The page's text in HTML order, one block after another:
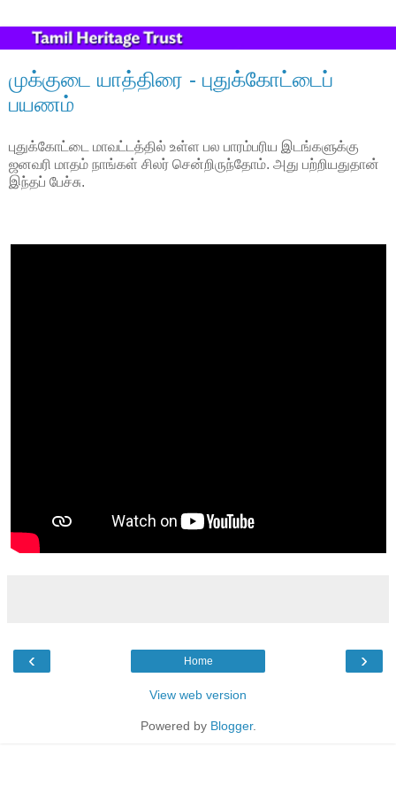
முக்குடை யாத்திரை - புதுக்கோட்டைப்
பயணம்
புதுக்கோட்டை மாவட்டத்தில் உள்ள பல பாரம்பரிய இடங்களுக்கு
ஜனவரி மாதம் நாங்கள் சிலர் சென்றிருந்தோம். அது பற்றியதுதான்
இந்தப் பேச்சு.
‹ ›
Home
View web version
Powered by Blogger.